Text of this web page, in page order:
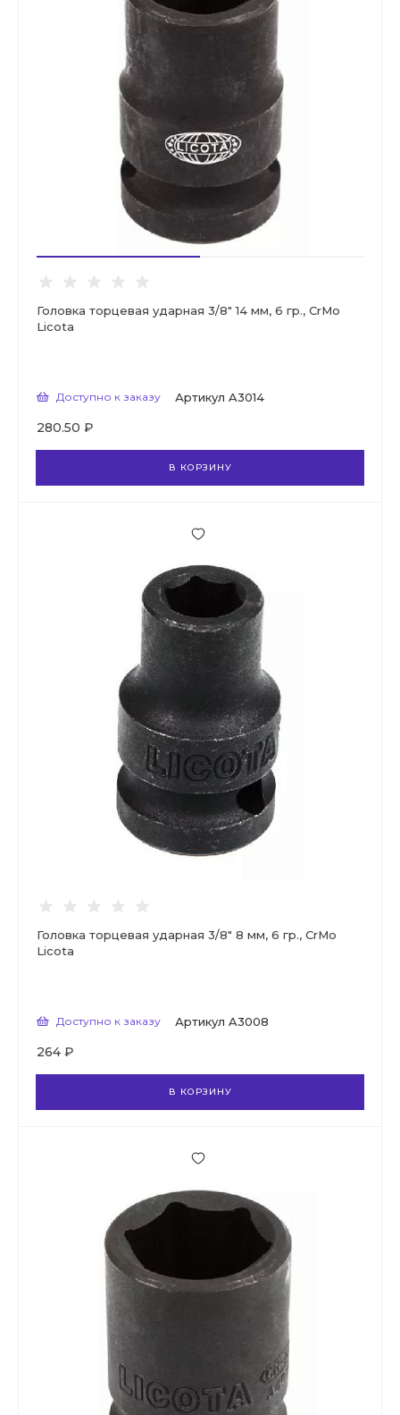
Головка торцевая ударная 3/8" 14 мм, 6 гр., CrMo
Licota
Доступно к заказу Артикул A3014
280.50 ₽
В КОРЗИНУ
Головка торцевая ударная 3/8" 8 мм, 6 гр., CrMo
Licota
Доступно к заказу Артикул A3008
264 ₽
В КОРЗИНУ